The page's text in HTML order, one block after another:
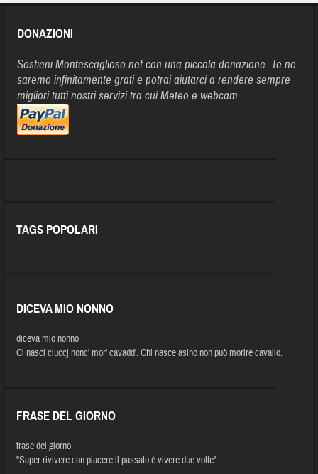
DONAZIONI
Sostieni Montescaglioso.net con una piccola donazione. Te ne
saremo infinitamente grati e potrai aiutarci a rendere sempre
migliori tutti nostri servizi tra cui Meteo e webcam
TAGS POPOLARI
DICEVA MIO NONNO
diceva mio nonno
Ci nasci ciuccj nonc' mor' cavadd'. Chi nasce asino non può morire cavallo.
FRASE DEL GIORNO
frase del giorno
"Saper rivivere con piacere il passato è vivere due volte".